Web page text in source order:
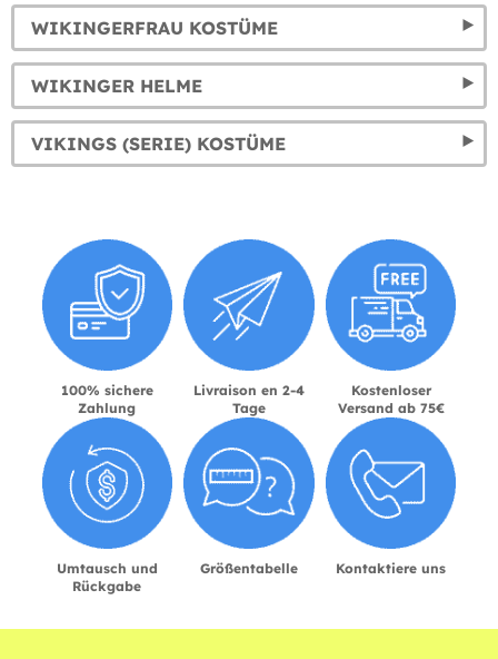
WIKINGERFRAU KOSTÜME
WIKINGER HELME
VIKINGS (SERIE) KOSTÜME
100% sichere
Zahlung
Livraison en 2-4
Tage
Kostenloser
Versand ab 75€
Umtausch und
Rückgabe
Größentabelle Kontaktiere uns